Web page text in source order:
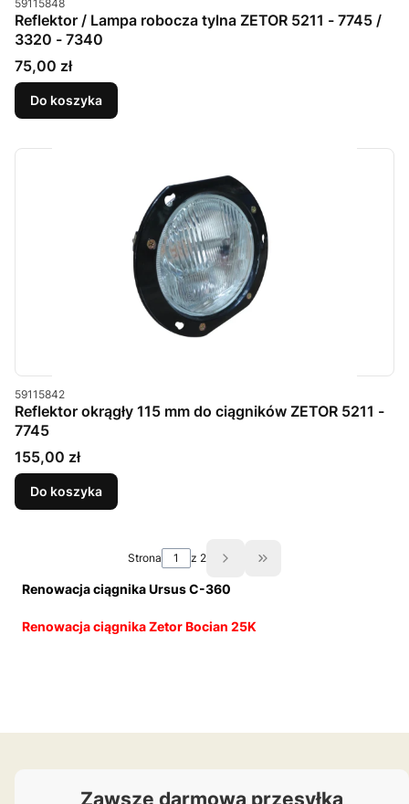
59115848
Reflektor / Lampa robocza tylna ZETOR 5211 - 7745 /
3320 - 7340
Cena
75,00 zł
Do koszyka
Kod produktu
59115842
Reflektor okrągły 115 mm do ciągników ZETOR 5211 -
7745
Cena
155,00 zł
Do koszyka
Strona z 2
Przejdź do ostatniej
Renowacja ciągnika Ursus C-360
Renowacja ciągnika Zetor Bocian 25K
Zawsze darmowa przesyłka